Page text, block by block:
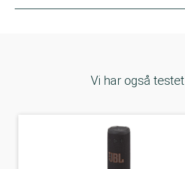
Vi har også testet